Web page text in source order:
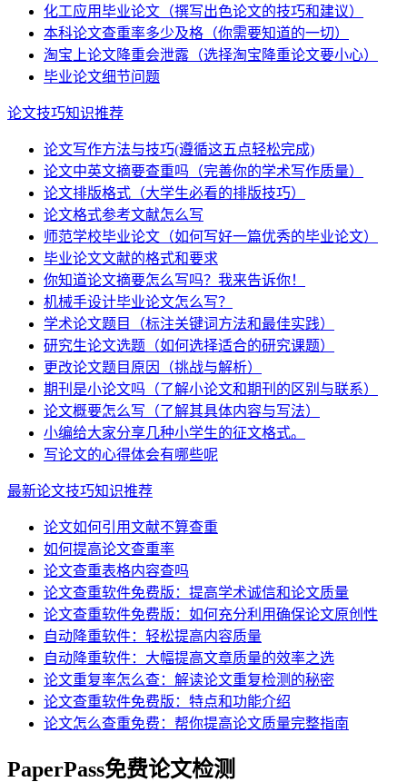
化工应用毕业论文（撰写出色论文的技巧和建议）
本科论文查重率多少及格（你需要知道的一切）
淘宝上论文降重会泄露（选择淘宝降重论文要小心）
毕业论文细节问题
论文技巧知识推荐
论文写作方法与技巧(遵循这五点轻松完成)
论文中英文摘要查重吗（完善你的学术写作质量）
论文排版格式（大学生必看的排版技巧）
论文格式参考文献怎么写
师范学校毕业论文（如何写好一篇优秀的毕业论文）
毕业论文文献的格式和要求
你知道论文摘要怎么写吗？我来告诉你！
机械手设计毕业论文怎么写？
学术论文题目（标注关键词方法和最佳实践）
研究生论文选题（如何选择适合的研究课题）
更改论文题目原因（挑战与解析）
期刊是小论文吗（了解小论文和期刊的区别与联系）
论文概要怎么写（了解其具体内容与写法）
小编给大家分享几种小学生的征文格式。
写论文的心得体会有哪些呢
最新论文技巧知识推荐
论文如何引用文献不算查重
如何提高论文查重率
论文查重表格内容查吗
论文查重软件免费版：提高学术诚信和论文质量
论文查重软件免费版：如何充分利用确保论文原创性
自动降重软件：轻松提高内容质量
自动降重软件：大幅提高文章质量的效率之选
论文重复率怎么查：解读论文重复检测的秘密
论文查重软件免费版：特点和功能介绍
论文怎么查重免费：帮你提高论文质量完整指南
PaperPass免费论文检测